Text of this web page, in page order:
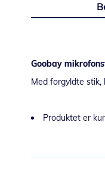
af
Goobay
Med forgyldte stik,
Produktet er